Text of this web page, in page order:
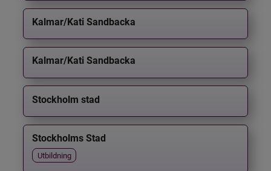
Kalmar/Kati Sandbacka
Kalmar/Kati Sandbacka
Stockholm stad
Stockholms Stad
Utbildning